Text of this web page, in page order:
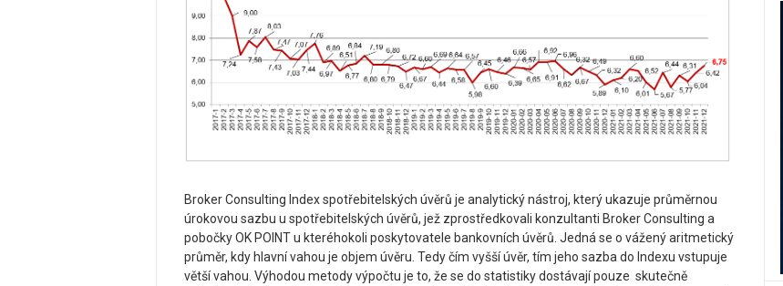
Broker Consulting Index spotřebitelských úvěrů je analytický nástroj, který ukazuje průměrnou
úrokovou sazbu u spotřebitelských úvěrů, jež zprostředkovali konzultanti Broker Consulting a
pobočky OK POINT u kteréhokoli poskytovatele bankovních úvěrů. Jedná se o vážený aritmetický
průměr, kdy hlavní vahou je objem úvěru. Tedy čím vyšší úvěr, tím jeho sazba do Indexu vstupuje
větší vahou. Výhodou metody výpočtu je to, že se do statistiky dostávají pouze skutečně